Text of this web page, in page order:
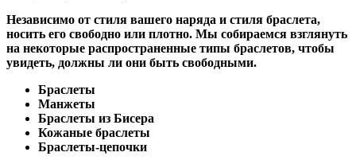
Независимо от стиля вашего наряда и стиля браслета,
носить его свободно или плотно. Мы собираемся взглянуть
на некоторые распространенные типы браслетов, чтобы
увидеть, должны ли они быть свободными.
Браслеты
Манжеты
Браслеты из Бисера
Кожаные браслеты
Браслеты-цепочки